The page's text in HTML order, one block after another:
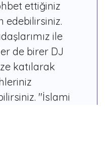
ettiğiniz
edebilirsiniz.
ile
de birer DJ
katılarak
''İslami